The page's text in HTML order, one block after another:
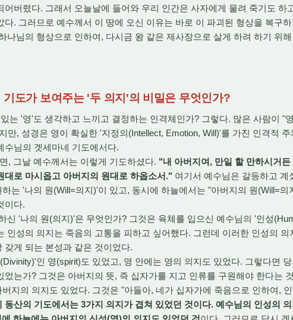
어버렸다. 그래서 오늘날에 들어와 우리 인간은 사자에게 물려 죽기도 하
다. 그러므로 예수께서 이 땅에 오신 이유는 바로 이 파괴된 형상을 복구
나님의 형상으로 인하여, 다시금 왕 같은 제사장으로 살게 하려 하기 위
도가 보여주는 '두 의지'의 비밀은 무엇인가?
는 '영'도 생각하고 느끼고 결정하는 인격체인가? 그렇다. 많은 사람이 "
만, 성경은 영이 확실한 '지정의(Intellect, Emotion, Will)'를 가진 인격적
수님의 겟세마네 기도에서다.
, 그날 예수께서는 이렇게 기도하셨다. "내 아버지여, 만일 할 만하시거
대로 마시옵고 아버지의 원대로 하옵소서." 여기서 예수님은 갈등하고 계
는 '나의 원(Will=의지)'이 있고, 동시에 하늘에서는 "아버지의 원(Will=의
이다.
신 '나의 원(의지)'은 무엇인가? 그것은 육체를 입으신 예수님의 '인성
인성의 의지는 죽음의 고통을 피하고 싶어했다. 그런데 이러한 인성의 의
갖게 되는 본성과 같은 것이었다.
인 영(spirit)도 있었고, 영 안에는 영의 의지도 있었다. 그렇다면
었는가? 그것은 아버지의 뜻, 즉 십자가를 지고 인류를 구원해야 한다는
지의 의지도 있었다. 그것은 "아들아, 네가 십자가에 죽음으로 인하여,
동산의 기도에서는 3가지 의지가 겹쳐 있었던 것이다. 예수님의 인성의